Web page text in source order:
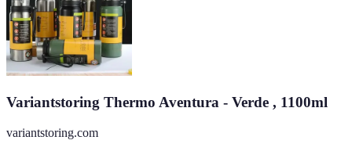
Variantstoring Thermo Aventura - Verde , 1100ml
variantstoring.com